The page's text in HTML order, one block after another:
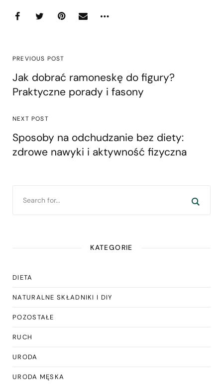
PREVIOUS POST
Jak dobrać ramoneskę do figury?
Praktyczne porady i fasony
NEXT POST
Sposoby na odchudzanie bez diety:
zdrowe nawyki i aktywność fizyczna
KATEGORIE
DIETA
NATURALNE SKŁADNIKI I DIY
POZOSTAŁE
RUCH
URODA
URODA MĘSKA